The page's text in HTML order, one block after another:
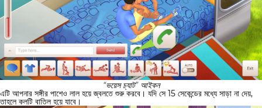
“ভয়েস চ্যাট” আইকন
এটি আপনার সঙ্গীর পাশেও লাল হয়ে জ্বলতে শুরু করবে। যদি সে 15 সেকেন্ডের মধ্যে সাড়া না দেয়,
তাহলে কলটি বাতিল হয়ে যাবে।